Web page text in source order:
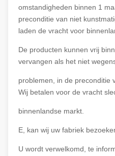
omstandigheden binnen 1
preconditie van niet
laden de vracht voor
De producten kunnen vrij
vervangen als het niet
problemen, in de preconditie
Wij betalen voor de vracht
binnenlandse markt.
E, kan wij uw fabriek
U wordt verwelkomd, te